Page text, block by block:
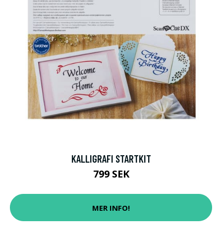
KALLIGRAFI STARTKIT
799 SEK
MER INFO!